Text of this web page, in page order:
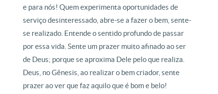
e para nós! Quem experimenta oportunidades de
serviço desinteressado, abre-se a fazer o bem, sente-
se realizado. Entende o sentido profundo de passar
por essa vida. Sente um prazer muito afinado ao ser
de Deus; porque se aproxima Dele pelo que realiza.
Deus, no Gênesis, ao realizar o bem criador, sente
prazer ao ver que faz aquilo que é bom e belo!